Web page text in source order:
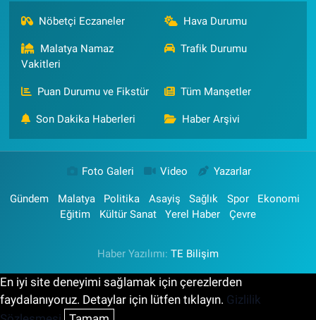
Nöbetçi Eczaneler Hava Durumu
Malatya Namaz
Vakitleri
Trafik Durumu
Puan Durumu ve Fikstür Tüm Manşetler
Son Dakika Haberleri Haber Arşivi
Foto Galeri Video Yazarlar
Gündem Malatya Politika Asayiş Sağlık Spor
Ekonomi
Eğitim
Kültür Sanat Yerel Haber Çevre
Haber Yazılımı: TE Bilişim
En iyi site deneyimi sağlamak için çerezlerden
faydalanıyoruz. Detaylar için lütfen tıklayın. Gizlilik